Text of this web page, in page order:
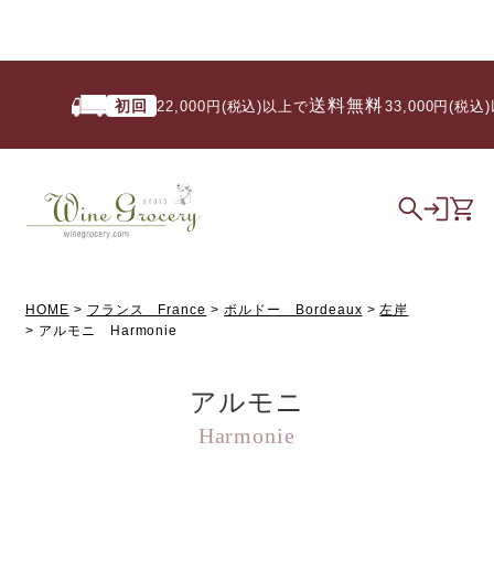
初回 22,000円(税込)以上で送料無料/ 33,000円(税込)
HOME フランス France ボルドー Bordeaux
左岸
アルモニ Harmonie
アルモニ
Harmonie